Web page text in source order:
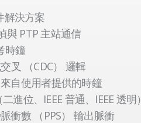
解決方案
與 PTP 主站通信
時鐘
叉 （CDC） 邏輯
自使用者提供的時鐘
位、IEEE 普通、IEEE 透明）
衝數 （PPS） 輸出脈衝